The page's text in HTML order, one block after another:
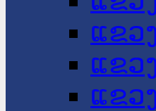
ແຂວ
ແຂວ
ແຂວ